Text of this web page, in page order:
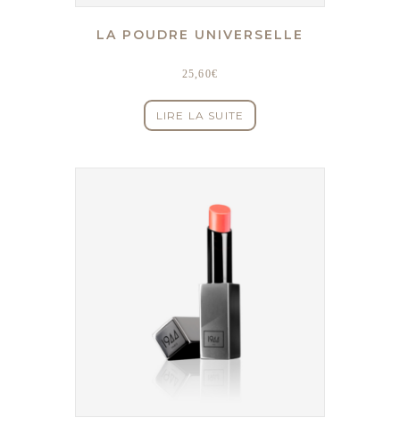
LA POUDRE UNIVERSELLE
25,60€
LIRE LA SUITE